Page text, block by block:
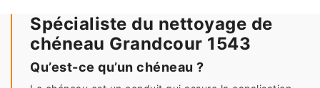
Spécialiste du nettoyage de
chéneau Grandcour 1543
Qu’est-ce qu’un chéneau ?